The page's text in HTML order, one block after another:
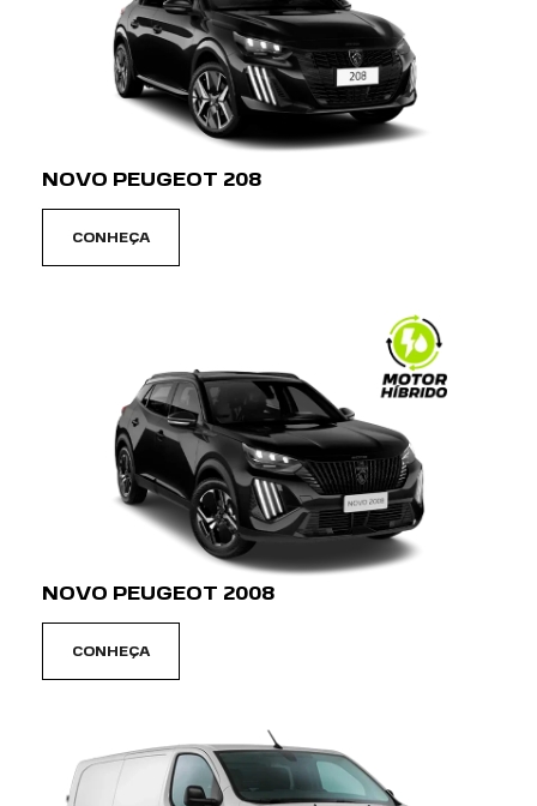
NOVO PEUGEOT 208
CONHEÇA
NOVO PEUGEOT 2008
CONHEÇA